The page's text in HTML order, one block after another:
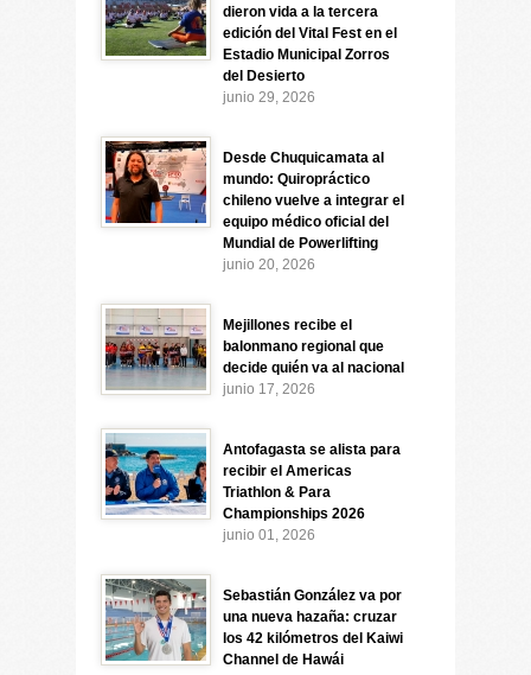
dieron vida a la tercera
edición del Vital Fest en el
Estadio Municipal Zorros
del Desierto
junio 29, 2026
Desde Chuquicamata al
mundo: Quiropráctico
chileno vuelve a integrar el
equipo médico oficial del
Mundial de Powerlifting
junio 20, 2026
Mejillones recibe el
balonmano regional que
decide quién va al nacional
junio 17, 2026
Antofagasta se alista para
recibir el Americas
Triathlon & Para
Championships 2026
junio 01, 2026
Sebastián González va por
una nueva hazaña: cruzar
los 42 kilómetros del Kaiwi
Channel de Hawái